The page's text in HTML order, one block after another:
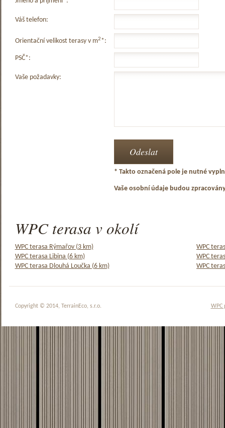
Váš telefon:
Orientační velikost terasy v m2*:
PSČ*:
Vaše požadavky:
* Takto označená pole je nutné
Vaše osobní údaje budou
WPC terasa v okolí
WPC terasa Rýmařov (3 km)
WPC
WPC terasa Libina (6 km)
WPC
WPC terasa Dlouhá Loučka (6 km)
WPC
WPC
Copyright © 2014, TerrainEco, s.r.o.